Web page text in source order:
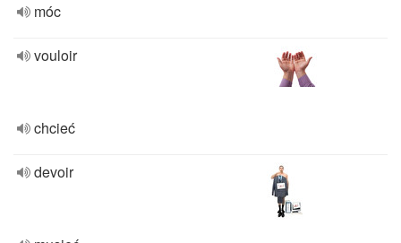
móc
vouloir
chcieć
devoir